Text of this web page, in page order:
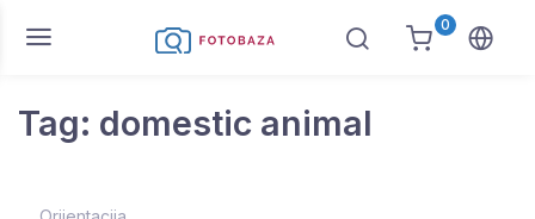
0
Tag: domestic animal